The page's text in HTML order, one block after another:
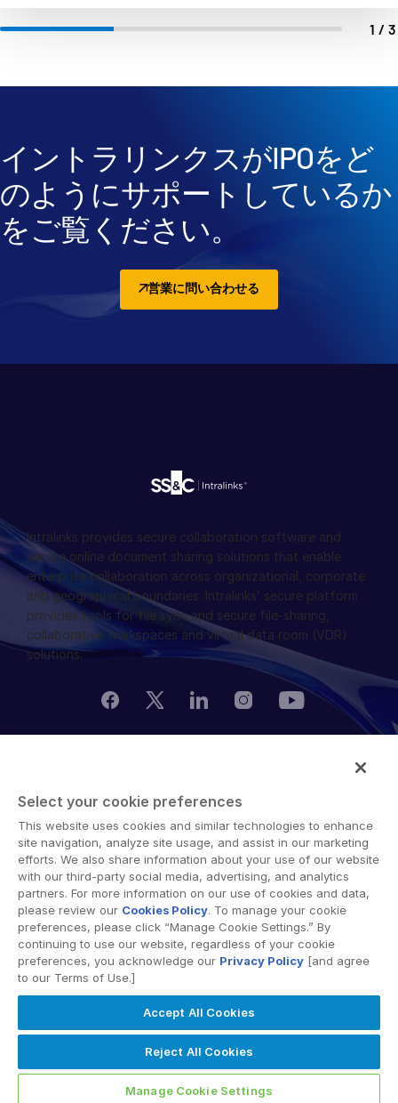
1/
イントラリンクスがIPOをど
のようにサポートしているか
をご覧ください。
営業に問い合わせる
Intralinks provides secure collaboration software and
secure online document sharing solutions that enable
enterprise collaboration across organizational, corporate
and geographical boundaries. Intralinks’ secure platform
provides tools for file sync and secure file-sharing,
collaborative workspaces and virtual data room (VDR)
solutions.
Select your cookie preferences
This website uses cookies and similar technologies to enhance
site navigation, analyze site usage, and assist in our marketing
efforts. We also share information about your use of our website
with our third-party social media, advertising, and analytics
partners. For more information on our use of cookies and data,
please review our Cookies Policy. To manage your cookie
preferences, please click “Manage Cookie Settings.” By
continuing to use our website, regardless of your cookie
preferences, you acknowledge our Privacy Policy [and agree
to our Terms of Use.]
Accept All Cookies
Reject All Cookies
Manage Cookie Settings